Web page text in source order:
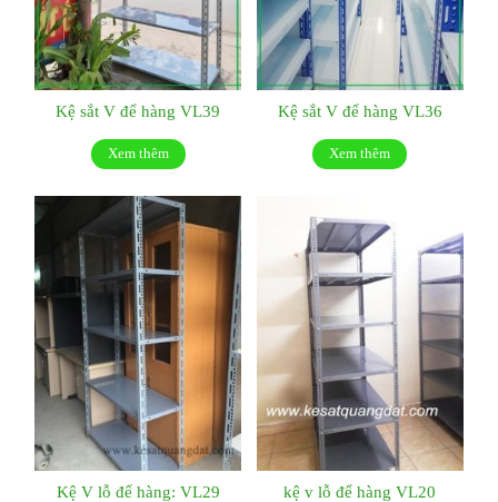
Kệ sắt V để hàng VL39
Xem thêm
Kệ sắt V để hàng VL36
Xem thêm
Kệ V lỗ để hàng: VL29 kệ v lỗ để hàng VL20